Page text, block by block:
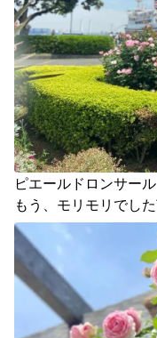
ピエールドロンサール